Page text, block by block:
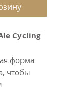
Cycling
форма
чтобы